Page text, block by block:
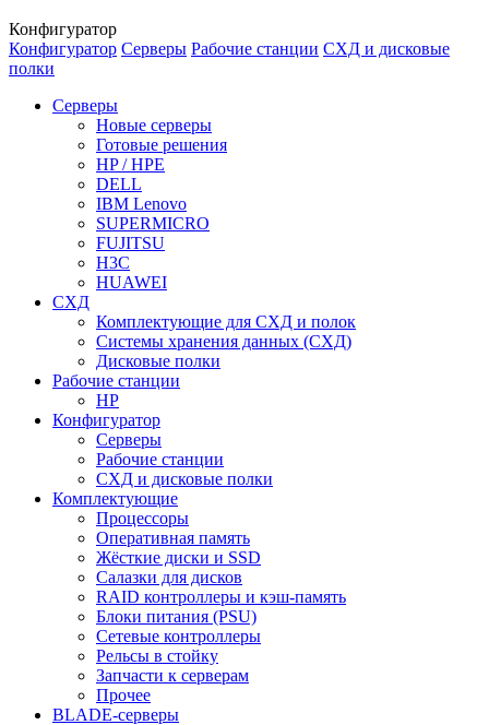
Конфигуратор
Конфигуратор Серверы Рабочие станции СХД и дисковые
полки
Серверы
Новые серверы
Готовые решения
HP / HPE
DELL
IBM Lenovo
SUPERMICRO
FUJITSU
H3C
HUAWEI
СХД
Комплектующие для СХД и полок
Системы хранения данных (СХД)
Дисковые полки
Рабочие станции
HP
Конфигуратор
Серверы
Рабочие станции
СХД и дисковые полки
Комплектующие
Процессоры
Оперативная память
Жёсткие диски и SSD
Салазки для дисков
RAID контроллеры и кэш-память
Блоки питания (PSU)
Сетевые контроллеры
Рельсы в стойку
Запчасти к серверам
Прочее
BLADE-серверы